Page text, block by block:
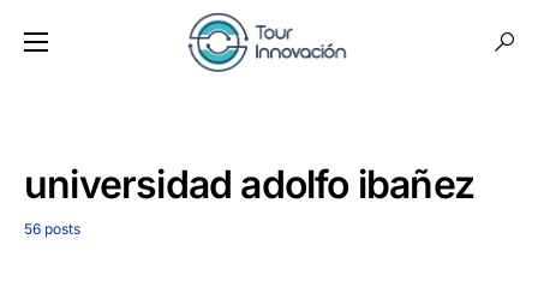
universidad adolfo ibañez
56 posts